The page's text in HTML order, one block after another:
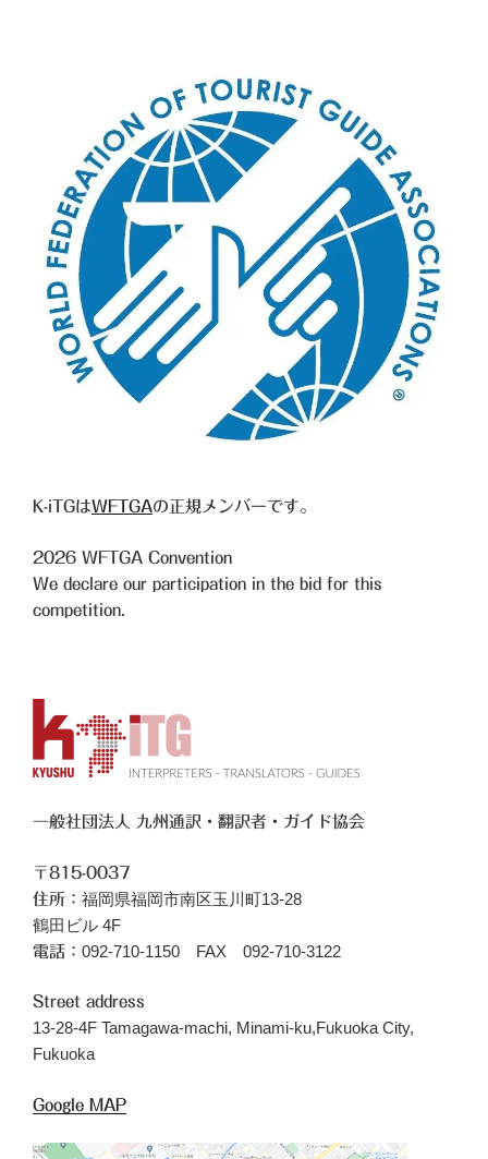
K-iTGはWFTGAの正規メンバーです。
2026 WFTGA Convention
We declare our participation in the bid for this
competition.
一般社団法人 九州通訳・翻訳者・ガイド協会
〒815-0037
住所： 福岡県福岡市南区玉川町13-28
鶴田ビル 4F
電話： 092-710-1150 FAX 092-710-3122
Street address
13-28-4F Tamagawa-machi, Minami-ku,Fukuoka City,
Fukuoka
Google MAP